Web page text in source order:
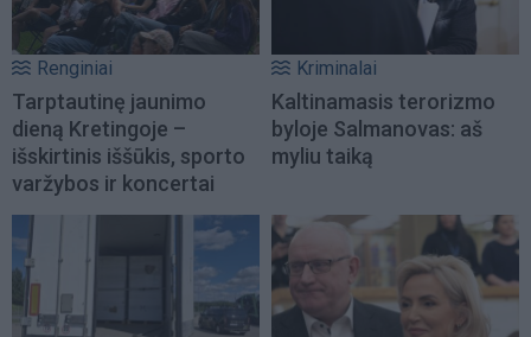
Renginiai
Tarptautinę jaunimo
dieną Kretingoje –
išskirtinis iššūkis, sporto
varžybos ir koncertai
Kriminalai
Kaltinamasis terorizmo
byloje Salmanovas: aš
myliu taiką